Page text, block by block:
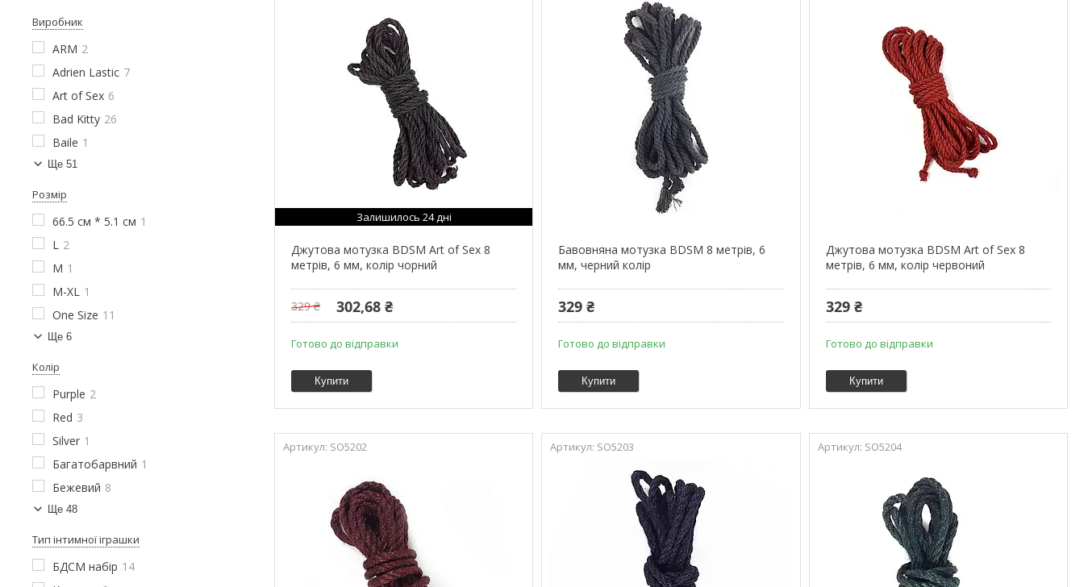
Виробник
ARM 2
Adrien Lastic 7
Art of Sex 6
Bad Kitty 26
Baile 1
Ще 51
Розмір
66.5 см * 5.1 см 1
L 2
M 1
M-XL 1
One Size 11
Ще 6
Колір
Purple 2
Red 3
Silver 1
Багатобарвний 1
Бежевий 8
Ще 48
Тип інтимної іграшки
БДСМ набір 14
Залишилось 24 дні
Джутова мотузка BDSM Art of Sex 8
метрів, 6 мм, колір чорний
329 ₴ 302,68 ₴
Готово до відправки
Купити
Бавовняна мотузка BDSM 8 метрів, 6
мм, черний колір
329 ₴
Готово до відправки
Купити
Джутова мотузка BDSM Art of Sex 8
метрів, 6 мм, колір червоний
329 ₴
Готово до відправки
Купити
SO5202 SO5203 SO5204